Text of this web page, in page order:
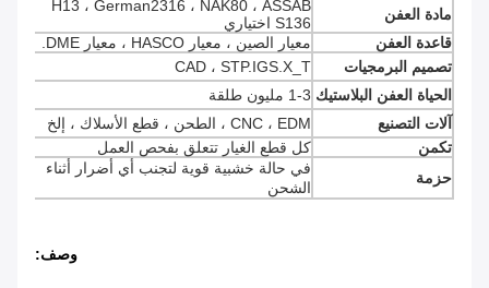
مادة العفن
H13 ، German2316 ، NAK80 ، ASSAB
S136 اختياري
قاعدة العفن
معيار الصين ، معيار HASCO ، معيار DME.
تصميم البرمجيات
CAD ، STP.IGS.X_T
الحياة العفن البلاستيك 1-3 مليون طلقة
آلات التصنيع
CNC ، EDM ، الطحن ، قطع الأسلاك ، إلخ
تكمن
كل قطع الغيار تتعلق بفحص العمل
حزمة
في حالة خشبية قوية لتجنب أي أضرار أثناء
الشحن
وصف: